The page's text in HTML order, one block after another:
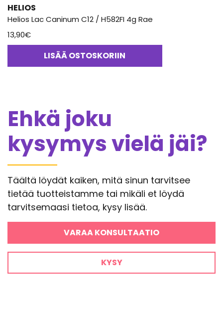
HELIOS
Helios Lac Caninum C12 / H582FI 4g Rae
13,90€
LISÄÄ OSTOSKORIIN
Ehkä joku
kysymys vielä jäi?
Täältä löydät kaiken, mitä sinun tarvitsee
tietää tuotteistamme tai mikäli et löydä
tarvitsemaasi tietoa, kysy lisää.
VARAA KONSULTAATIO
KYSY